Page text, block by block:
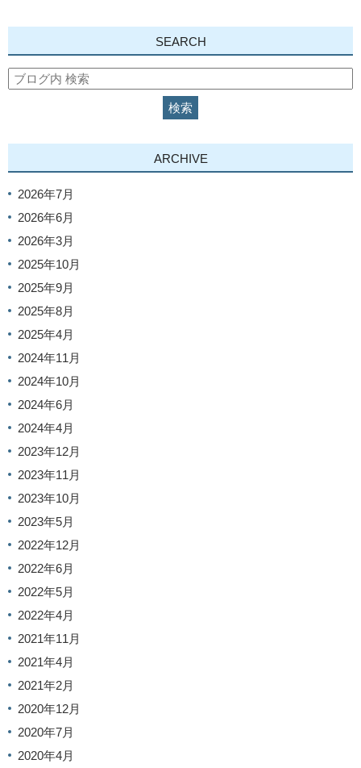
SEARCH
ARCHIVE
2026年7月
2026年6月
2026年3月
2025年10月
2025年9月
2025年8月
2025年4月
2024年11月
2024年10月
2024年6月
2024年4月
2023年12月
2023年11月
2023年10月
2023年5月
2022年12月
2022年6月
2022年5月
2022年4月
2021年11月
2021年4月
2021年2月
2020年12月
2020年7月
2020年4月